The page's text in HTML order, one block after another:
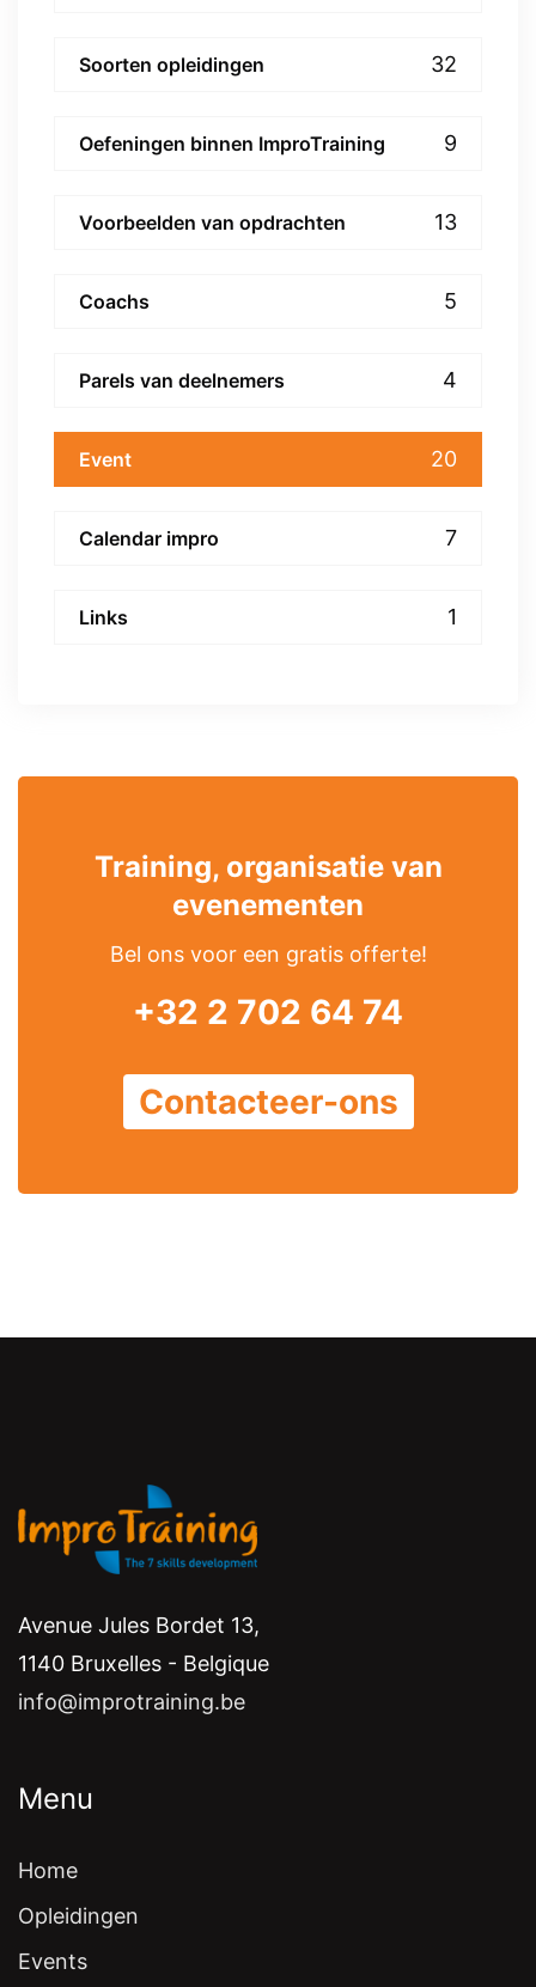
Soorten opleidingen 32
Oefeningen binnen ImproTraining 9
Voorbeelden van opdrachten 13
Coachs 5
Parels van deelnemers 4
Event 20
Calendar impro 7
Links 1
Training, organisatie van
evenementen
Bel ons voor een gratis offerte!
+32 2 702 64 74
Contacteer-ons
Avenue Jules Bordet 13,
1140 Bruxelles - Belgique
info@improtraining.be
Menu
Home
Opleidingen
Events